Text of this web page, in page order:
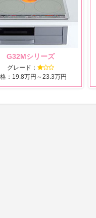
G32Mシリーズ
グレード：
：19.8万円～23.3万円